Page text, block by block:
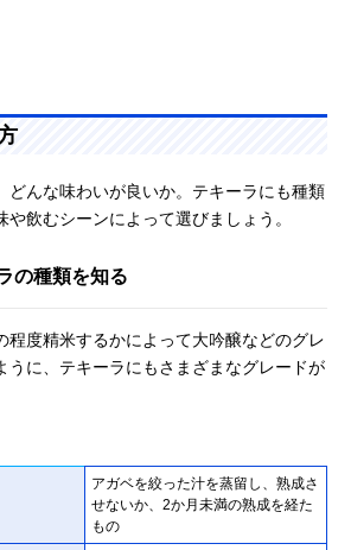
どんな味わいが良いか。テキーラにも種類
飲むシーンによって選びましょう。
の種類を知る
程度精米するかによって大吟醸などのグレ
うに、テキーラにもさまざまなグレードが
アガベを絞った汁を蒸留し、熟成さ
せないか、2か月未満の熟成を経た
もの